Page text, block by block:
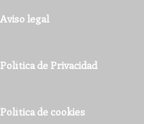
Aviso legal
Política de Privacidad
Política de cookies